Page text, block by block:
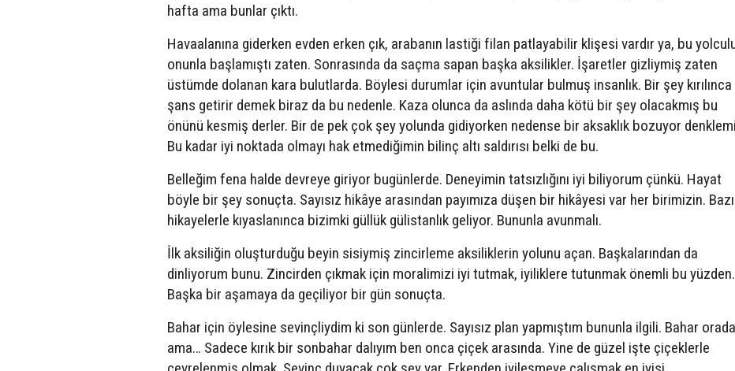
hafta ama bunlar çıktı.
Havaalanına giderken evden erken çık, arabanın lastiği filan patlayabilir klişesi vardır ya, bu
onunla başlamıştı zaten. Sonrasında da saçma sapan başka aksilikler. İşaretler gizliymiş zaten
üstümde dolanan kara bulutlarda. Böylesi durumlar için avuntular bulmuş insanlık. Bir şey kırılınca
şans getirir demek biraz da bu nedenle. Kaza olunca da aslında daha kötü bir şey olacakmış bu
önünü kesmiş derler. Bir de pek çok şey yolunda gidiyorken nedense bir aksaklık bozuyor
Bu kadar iyi noktada olmayı hak etmediğimin bilinç altı saldırısı belki de bu.
Belleğim fena halde devreye giriyor bugünlerde. Deneyimin tatsızlığını iyi biliyorum çünkü. Hayat
böyle bir şey sonuçta. Sayısız hikâye arasından payımıza düşen bir hikâyesi var her birimizin. Bazı
hikayelerle kıyaslanınca bizimki güllük gülistanlık geliyor. Bununla avunmalı.
İlk aksiliğin oluşturduğu beyin sisiymiş zincirleme aksiliklerin yolunu açan. Başkalarından da
dinliyorum bunu. Zincirden çıkmak için moralimizi iyi tutmak, iyiliklere tutunmak önemli bu yüzden.
Başka bir aşamaya da geçiliyor bir gün sonuçta.
Bahar için öylesine sevinçliydim ki son günlerde. Sayısız plan yapmıştım bununla ilgili. Bahar orada
ama… Sadece kırık bir sonbahar dalıyım ben onca çiçek arasında. Yine de güzel işte çiçeklerle